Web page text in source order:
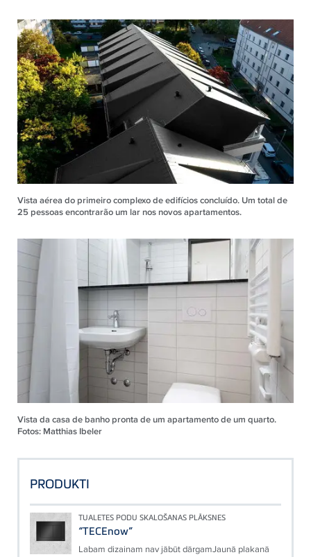
Vista aérea do primeiro complexo de edifícios concluído. Um total de
25 pessoas encontrarão um lar nos novos apartamentos.
Vista da casa de banho pronta de um apartamento de um quarto.
Fotos: Matthias Ibeler
PRODUKTI
TUALETES PODU SKALOŠANAS PLĀKSNES
“TECEnow”
Labam dizainam nav jābūt dārgamJaunā plakanā